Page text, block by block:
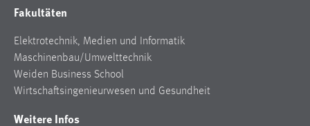
Fakultäten
Elektrotechnik, Medien und Informatik
Maschinenbau/Umwelttechnik
Weiden Business School
Wirtschaftsingenieurwesen und Gesundheit
Weitere Infos